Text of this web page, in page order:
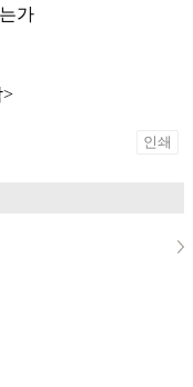
가
인쇄